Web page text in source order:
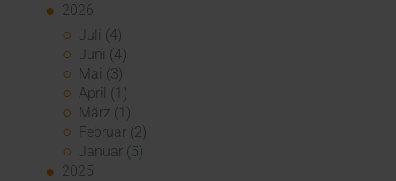
2026
Juli (4)
Juni (4)
Mai (3)
April (1)
März (1)
Februar (2)
Januar (5)
2025